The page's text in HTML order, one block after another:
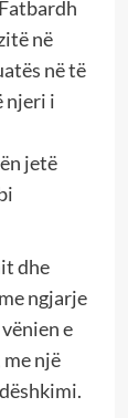
në
në të
njeri i
jetë
dhe
ngjarje
e
një